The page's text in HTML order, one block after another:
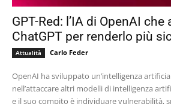
GPT-Red: l’IA di OpenAI che
ChatGPT per renderlo più
Attualità Carlo Feder
OpenAI ha sviluppato un’intelligenza
nell’attaccare altri modelli di intelligenza
e il suo compito è individuare vulnerabilità,